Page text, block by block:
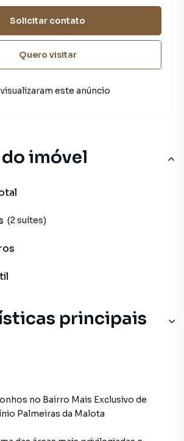
imóvel
(2 suítes)
principais
no Bairro Mais Exclusivo de
Palmeiras da Malota
Solicitar contato
Quero visitar
este anúncio